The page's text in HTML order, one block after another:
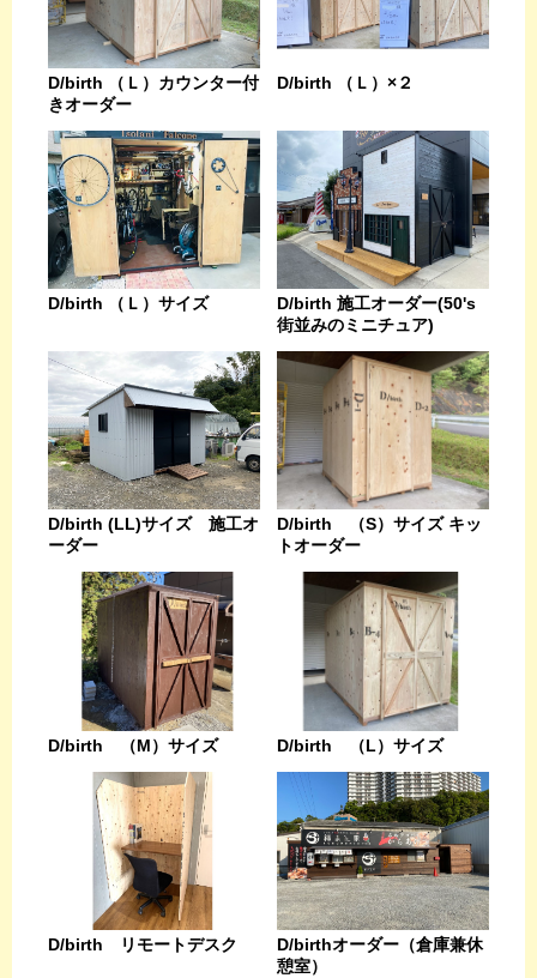
D/birth （Ｌ）カウンター付
きオーダー
D/birth （Ｌ）×２
D/birth （Ｌ）サイズ
D/birth 施工オーダー(50's
街並みのミニチュア)
D/birth (LL)サイズ 施工オ
ーダー
D/birth （S）サイズ キッ
トオーダー
D/birth （M）サイズ D/birth （L）サイズ
D/birth リモートデスク
D/birthオーダー（倉庫兼休
憩室）